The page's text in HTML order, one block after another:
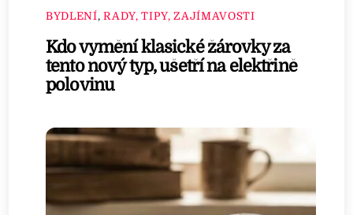
BYDLENÍ,RADY, TIPY, ZAJÍMAVOSTI
Kdo vymění klasické žárovky za
tento nový typ, ušetří na elektřině
polovinu